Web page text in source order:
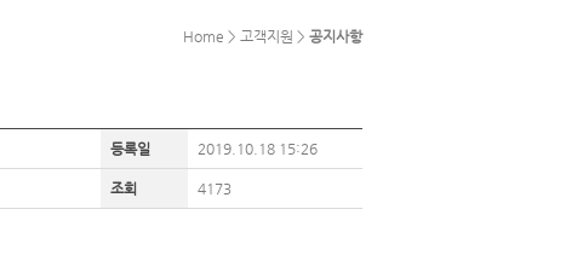
Home > 고객지원 > 공지사항
등록일 2019.10.18 15:26
조회 4173